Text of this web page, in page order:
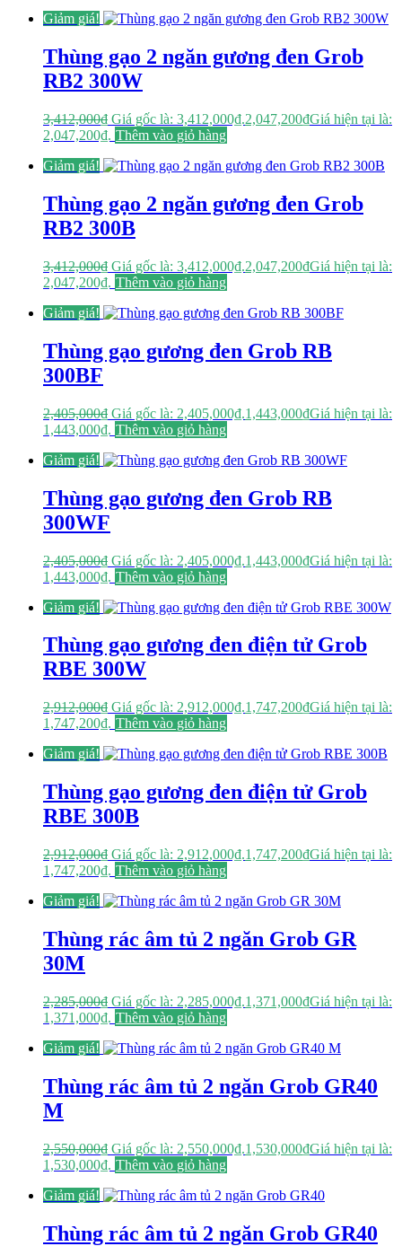
Giảm giá!
Thùng gạo 2 ngăn gương đen Grob
RB2 300W
3,412,000₫ Giá gốc là: 3,412,000₫.2,047,200₫Giá hiện tại là:
2,047,200₫. Thêm vào giỏ hàng
Giảm giá!
Thùng gạo 2 ngăn gương đen Grob
RB2 300B
3,412,000₫ Giá gốc là: 3,412,000₫.2,047,200₫Giá hiện tại là:
2,047,200₫. Thêm vào giỏ hàng
Giảm giá!
Thùng gạo gương đen Grob RB
300BF
2,405,000₫ Giá gốc là: 2,405,000₫.1,443,000₫Giá hiện tại là:
1,443,000₫. Thêm vào giỏ hàng
Giảm giá!
Thùng gạo gương đen Grob RB
300WF
2,405,000₫ Giá gốc là: 2,405,000₫.1,443,000₫Giá hiện tại là:
1,443,000₫. Thêm vào giỏ hàng
Giảm giá!
Thùng gạo gương đen điện tử Grob
RBE 300W
2,912,000₫ Giá gốc là: 2,912,000₫.1,747,200₫Giá hiện tại là:
1,747,200₫. Thêm vào giỏ hàng
Giảm giá!
Thùng gạo gương đen điện tử Grob
RBE 300B
2,912,000₫ Giá gốc là: 2,912,000₫.1,747,200₫Giá hiện tại là:
1,747,200₫. Thêm vào giỏ hàng
Giảm giá!
Thùng rác âm tủ 2 ngăn Grob GR
30M
2,285,000₫ Giá gốc là: 2,285,000₫.1,371,000₫Giá hiện tại là:
1,371,000₫. Thêm vào giỏ hàng
Giảm giá!
Thùng rác âm tủ 2 ngăn Grob GR40
M
2,550,000₫ Giá gốc là: 2,550,000₫.1,530,000₫Giá hiện tại là:
1,530,000₫. Thêm vào giỏ hàng
Giảm giá!
Thùng rác âm tủ 2 ngăn Grob GR40